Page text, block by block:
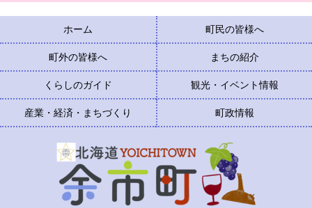
ホーム 町民の皆様へ
町外の皆様へ まちの紹介
くらしのガイド 観光・イベント情報
産業・経済・まちづくり 町政情報